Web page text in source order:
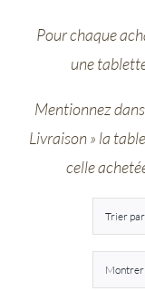
Pour chaque
une
Mentionnez
Livraison » la
celle
Trier par
Montrer